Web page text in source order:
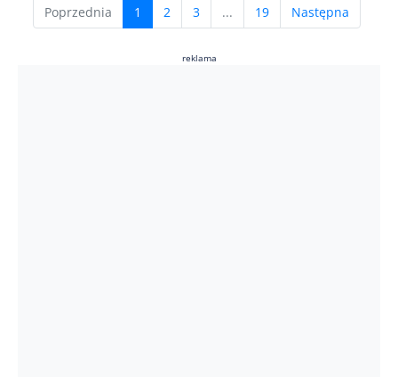
Poprzednia 1 (current)
2 3 ... 19 Następna
reklama